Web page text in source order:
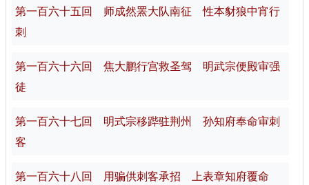
第一百六十五回 师成然罴大队南征 性本豺狼中宵行
刺
第一百六十六回 焦大鹏行宫救圣驾 明武宗便殿审强
徒
第一百六十七回 明式宗移跸驻荆州 孙知府奉命审刺
客
第一百六十八回 用骗供刺客承招 上表章知府覆命